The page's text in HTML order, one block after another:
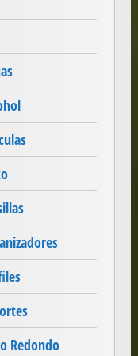
Redondo